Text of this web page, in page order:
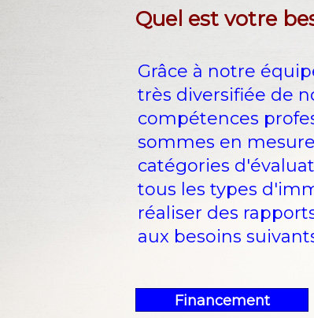
Quel est votre
Grâce à notre
très diversifiée de
compétences
sommes en
catégories
tous les types
réaliser des
aux besoins
Financement